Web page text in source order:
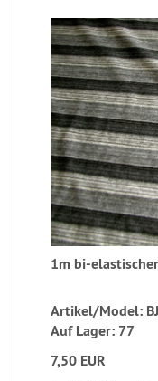
1m bi-
Artikel/Model:
Auf Lager: 77
7,50 EUR